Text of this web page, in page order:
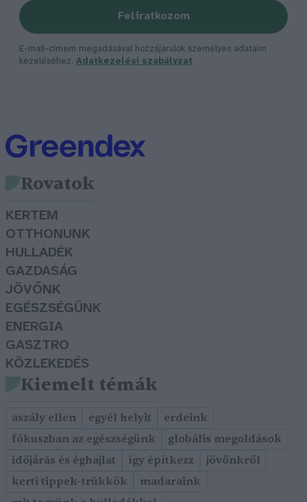
Feliratkozom
E-mail-címem megadásával hozzájárulok személyes adataim
kezeléséhez. Adatkezelési szabályzat
Rovatok
KERTEM
OTTHONUNK
HULLADÉK
GAZDASÁG
JÖVŐNK
EGÉSZSÉGÜNK
ENERGIA
GASZTRO
KÖZLEKEDÉS
Kiemelt témák
aszály ellen egyél helyit
erdeink
fókuszban az egészségünk
globális megoldások
időjárás és éghajlat
így építkezz
jövőnkről
kerti tippek-trükkök
madaraink